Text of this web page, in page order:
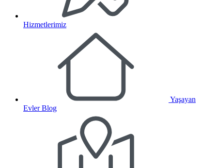
Hizmetlerimiz
Yaşayan
Evler Blog